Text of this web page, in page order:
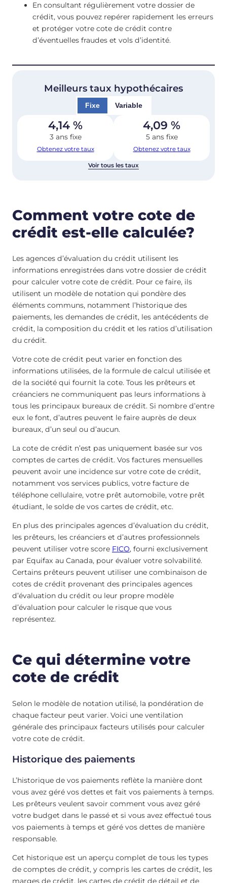
En consultant régulièrement votre dossier de
crédit, vous pouvez repérer rapidement les erreurs
et protéger votre cote de crédit contre
d’éventuelles fraudes et vols d’identité.
Meilleurs taux hypothécaires
Fixe Variable
4,14 %
3 ans fixe
Obtenez votre taux
4,09 %
5 ans fixe
Obtenez votre taux
Voir tous les taux
Comment votre cote de
crédit est-elle calculée?
Les agences d’évaluation du crédit utilisent les
informations enregistrées dans votre dossier de crédit
pour calculer votre cote de crédit. Pour ce faire, ils
utilisent un modèle de notation qui pondère des
éléments communs, notamment l’historique des
paiements, les demandes de crédit, les antécédents de
crédit, la composition du crédit et les ratios d’utilisation
du crédit.
Votre cote de crédit peut varier en fonction des
informations utilisées, de la formule de calcul utilisée et
de la société qui fournit la cote. Tous les prêteurs et
créanciers ne communiquent pas leurs informations à
tous les principaux bureaux de crédit. Si nombre d’entre
eux le font, d’autres peuvent le faire auprès de deux
bureaux, d’un seul ou d’aucun.
La cote de crédit n’est pas uniquement basée sur vos
comptes de cartes de crédit. Vos factures mensuelles
peuvent avoir une incidence sur votre cote de crédit,
notamment vos services publics, votre facture de
téléphone cellulaire, votre prêt automobile, votre prêt
étudiant, le solde de vos cartes de crédit, etc.
En plus des principales agences d’évaluation du crédit,
les prêteurs, les créanciers et d’autres professionnels
peuvent utiliser votre score FICO, fourni exclusivement
par Equifax au Canada, pour évaluer votre solvabilité.
Certains prêteurs peuvent utiliser une combinaison de
cotes de crédit provenant des principales agences
d’évaluation du crédit ou leur propre modèle
d’évaluation pour calculer le risque que vous
représentez.
Ce qui détermine votre
cote de crédit
Selon le modèle de notation utilisé, la pondération de
chaque facteur peut varier. Voici une ventilation
générale des principaux facteurs utilisés pour calculer
votre cote de crédit.
Historique des paiements
L’historique de vos paiements reflète la manière dont
vous avez géré vos dettes et fait vos paiements à temps.
Les prêteurs veulent savoir comment vous avez géré
votre budget dans le passé et si vous avez effectué tous
vos paiements à temps et géré vos dettes de manière
responsable.
Cet historique est un aperçu complet de tous les types
de comptes de crédit, y compris les cartes de crédit, les
marges de crédit, les cartes de crédit de détail et de